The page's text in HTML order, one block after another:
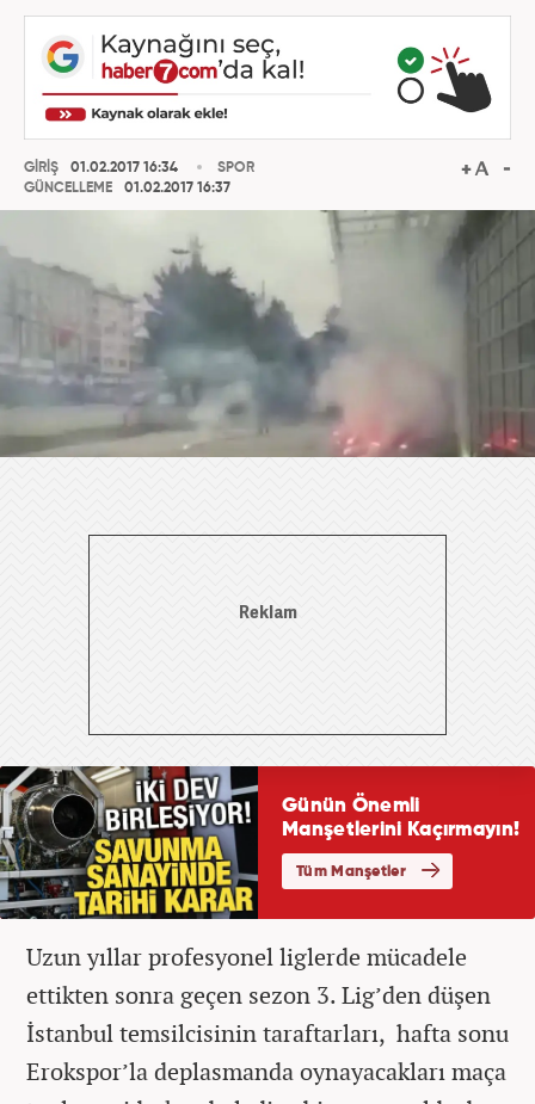
GİRİŞ
01.02.2017 16:34
GÜNCELLEME
01.02.2017 16:37
SPOR
Uzun yıllar profesyonel liglerde mücadele
ettikten sonra geçen sezon 3. Lig’den düşen
İstanbul temsilcisinin taraftarları, hafta sonu
Erokspor’la deplasmanda oynayacakları maça